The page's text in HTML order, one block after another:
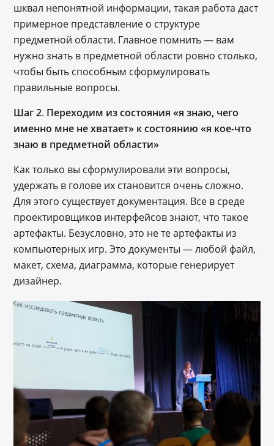
шквал непонятной информации, такая работа даст
примерное представление о структуре
предметной области. Главное помнить — вам
нужно знать в предметной области ровно столько,
чтобы быть способным сформулировать
правильные вопросы.
Шаг 2. Переходим из состояния «я знаю, чего
именно мне не хватает» к состоянию «я кое-что
знаю в предметной области»
Как только вы сформулировали эти вопросы,
удержать в голове их становится очень сложно.
Для этого существует документация. Все в среде
проектировщиков интерфейсов знают, что такое
артефакты. Безусловно, это не те артефакты из
компьютерных игр. Это документы — любой файл,
макет, схема, диаграмма, которые генерирует
дизайнер.